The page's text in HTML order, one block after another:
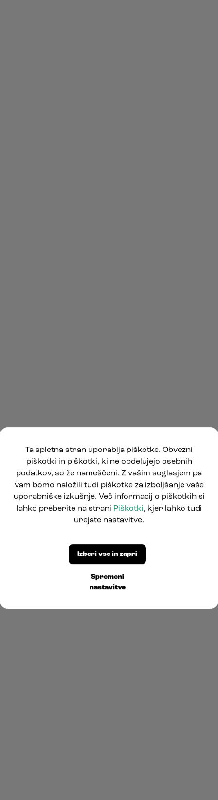
Ta spletna stran uporablja piškotke. Obvezni
piškotki in piškotki, ki ne obdelujejo osebnih
podatkov, so že nameščeni. Z vašim soglasjem pa
vam bomo naložili tudi piškotke za izboljšanje vaše
uporabniške izkušnje. Več informacij o piškotkih si
lahko preberite na strani Piškotki, kjer lahko tudi
urejate nastavitve.
Spremeni
nastavitve
Izberi vse in zapri